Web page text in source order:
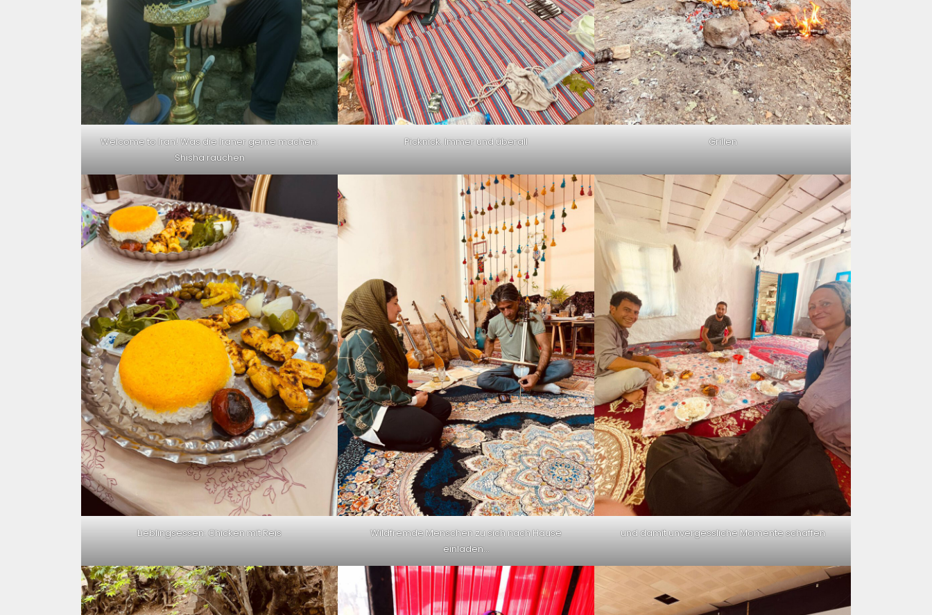
Welcome to Iran! Was die Iraner gerne machen:
Shisha rauchen
Picknick. Immer und überall Grillen
Lieblingsessen: Chicken mit Reis
Wildfremde Menschen zu sich nach Hause
einladen…
und damit unvergessliche Momente schaffen